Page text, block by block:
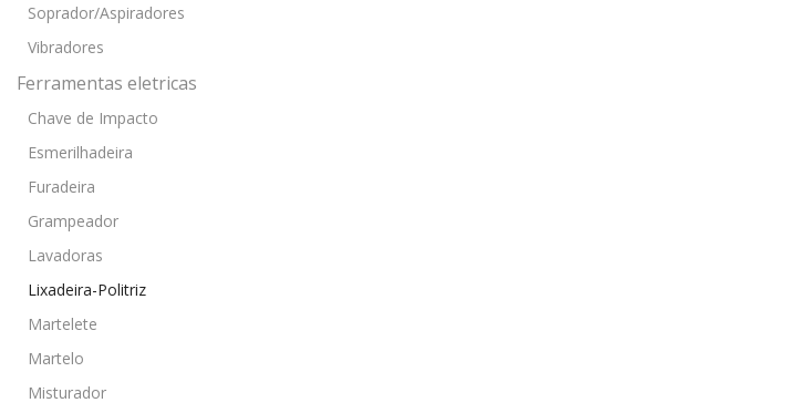
Soprador/Aspiradores
Vibradores
Ferramentas eletricas
Chave de Impacto
Esmerilhadeira
Furadeira
Grampeador
Lavadoras
Lixadeira-Politriz
Martelete
Martelo
Misturador